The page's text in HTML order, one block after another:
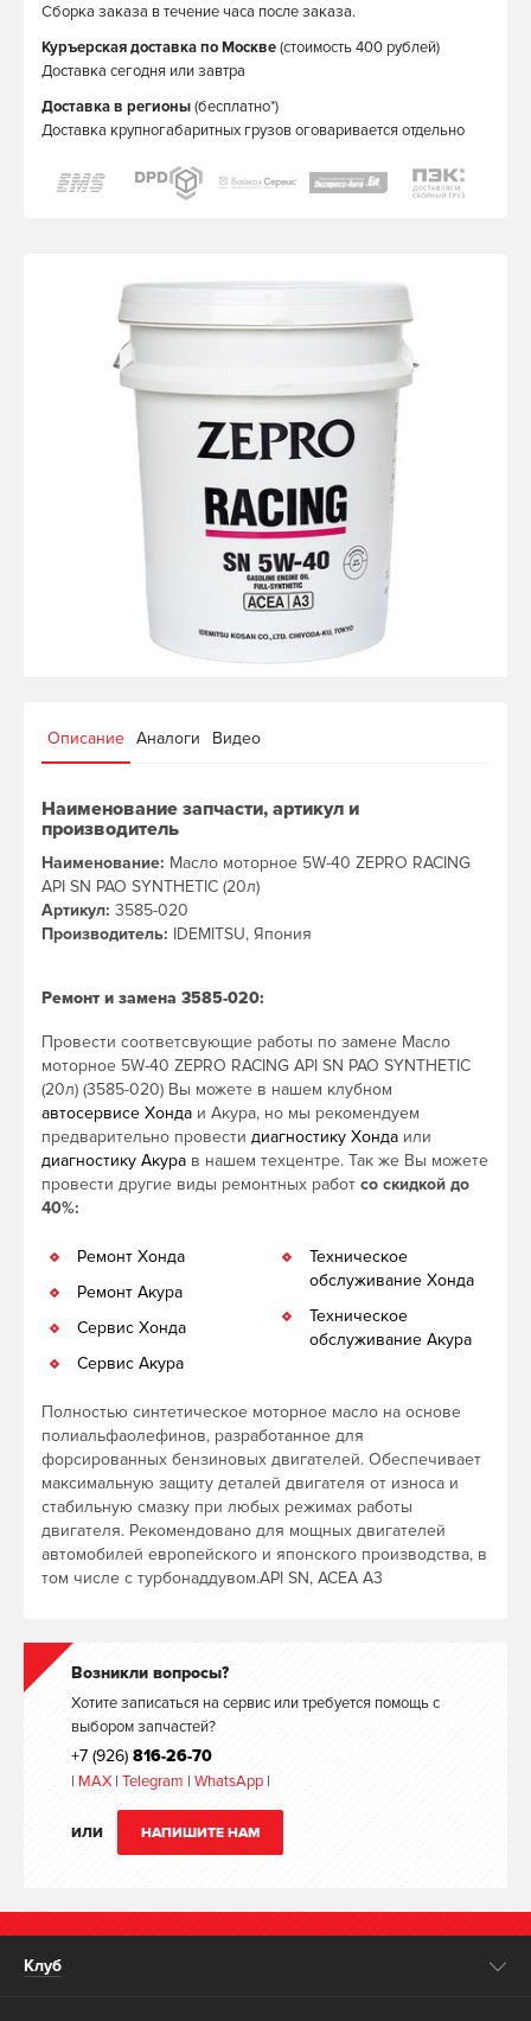
Сборка заказа в течение часа после заказа.
Куръерская доставка по Москве(стоимость 400 рублей)
Доставка сегодня или завтра
Доставка в регионы(бесплатно*)
Доставка крупногабаритных грузов оговаривается отдельно
Описание Аналоги Видео
Наименование запчасти, артикул и
производитель
Наименование: Масло моторное 5W-40 ZEPRO RACING
API SN PAO SYNTHETIC (20л)
Артикул: 3585-020
Производитель: IDEMITSU, Япония
Ремонт и замена 3585-020:
Провести соответсвующие работы по замене Масло
моторное 5W-40 ZEPRO RACING API SN PAO SYNTHETIC
(20л) (3585-020) Вы можете в нашем клубном
автосервисе Хонда и Акура, но мы рекомендуем
предварительно провести диагностику Хонда или
диагностику Акура в нашем техцентре. Так же Вы можете
провести другие виды ремонтных работ со скидкой до
40%:
Ремонт Хонда
Ремонт Акура
Сервис Хонда
Сервис Акура
Техническое
обслуживание Хонда
Техническое
обслуживание Акура
Полностью синтетическое моторное масло на основе
полиальфаолефинов, разработанное для
форсированных бензиновых двигателей. Обеспечивает
максимальную защиту деталей двигателя от износа и
стабильную смазку при любых режимах работы
двигателя. Рекомендовано для мощных двигателей
автомобилей европейского и японского производства, в
том числе с турбонаддувом.API SN, ACEA A3
Возникли вопросы?
Хотите записаться на сервис или требуется помощь с
выбором запчастей?
+7 (926) 816-26-70
| MAX | Telegram | WhatsApp |
ИЛИ НАПИШИТЕ НАМ
Клуб